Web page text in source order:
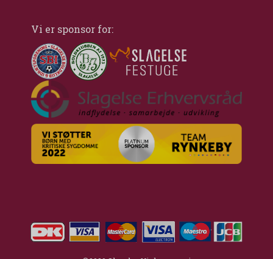
Vi er sponsor for: